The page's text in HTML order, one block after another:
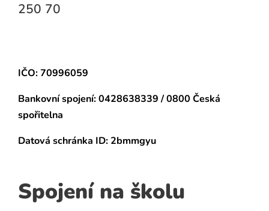
250 70
IČO: 70996059
Bankovní spojení:0428638339 / 0800 Česká
spořitelna
Datová schránka ID: 2bmmgyu
Spojení na školu